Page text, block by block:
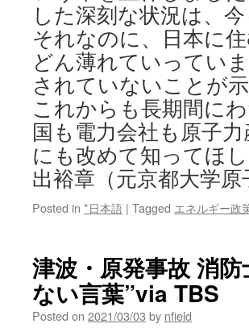
した深刻な状況は、
それなのに、日本に
どん薄れていってい
されていないことが
これからも長期間に
国も電力会社も原子
にも改めて知ってほ
出裕章（元京都大学
Posted in *日本語 | Tagged エネルギー政
津波・原発事故 消
ない言葉”via TBS
Posted on 2021/03/03 by nfield